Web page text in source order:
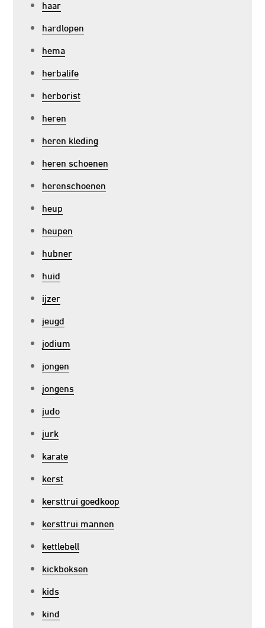
haar
hardlopen
hema
herbalife
herborist
heren
heren kleding
heren schoenen
herenschoenen
heup
heupen
hubner
huid
ijzer
jeugd
jodium
jongen
jongens
judo
jurk
karate
kerst
kersttrui goedkoop
kersttrui mannen
kettlebell
kickboksen
kids
kind